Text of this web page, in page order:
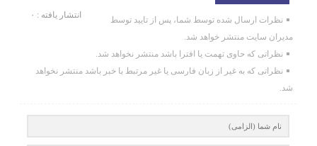
انتشار یافته : ۰
نظرات ارسال شده توسط شما، پس از تایید توسط
مدیران سایت منتشر خواهد شد.
نظراتی که حاوی تهمت یا افترا باشد منتشر نخواهد شد.
نظراتی که به غیر از زبان فارسی یا غیر مرتبط با خبر باشد منتشر نخواهد
شد.